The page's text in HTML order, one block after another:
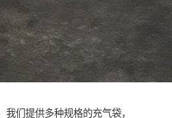
我们提供多种规格的充气袋，